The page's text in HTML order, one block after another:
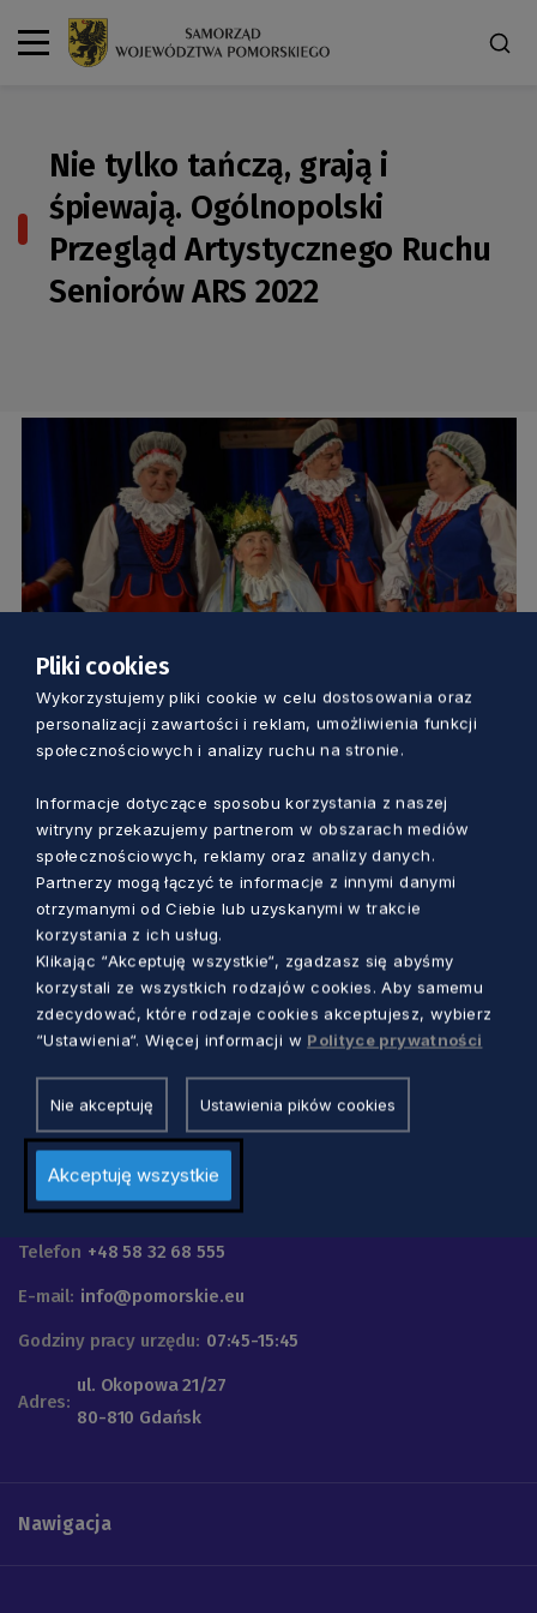
Nie tylko tańczą, grają i
śpiewają. Ogólnopolski
Przegląd Artystycznego Ruchu
Seniorów ARS 2022
Ogólnopolski Przegląd Artystycznego
Ruchu Seniorów ARS 2022
4 lata temu
Urząd Marszałkowski
Województwa Pomorskiego
Telefon +48 58 32 68 555
E-mail: info@pomorskie.eu
Godziny pracy urzędu: 07:45-15:45
Adres:
ul. Okopowa 21/27
80-810 Gdańsk
Nawigacja
Pliki cookies
Wykorzystujemy pliki cookie w celu dostosowania oraz
personalizacji zawartości i reklam, umożliwienia funkcji
społecznościowych i analizy ruchu na stronie.
Informacje dotyczące sposobu korzystania z naszej
witryny przekazujemy partnerom w obszarach mediów
społecznościowych, reklamy oraz analizy danych.
Partnerzy mogą łączyć te informacje z innymi danymi
otrzymanymi od Ciebie lub uzyskanymi w trakcie
korzystania z ich usług.
Klikając “Akceptuję wszystkie“, zgadzasz się abyśmy
korzystali ze wszystkich rodzajów cookies. Aby samemu
zdecydować, które rodzaje cookies akceptujesz, wybierz
“Ustawienia“. Więcej informacji w Polityce prywatności
Nie akceptuję Ustawienia pików cookies
Akceptuję wszystkie